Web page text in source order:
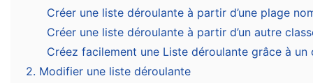
Créer une liste déroulante à partir d’une plage
Créer une liste déroulante à partir d’un autre
Créez facilement une Liste déroulante grâce à
2. Modifier une liste déroulante